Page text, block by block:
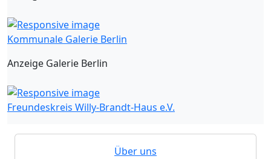
Kommunale Galerie Berlin
Anzeige Galerie Berlin
Freundeskreis Willy-Brandt-Haus e.V.
Über uns